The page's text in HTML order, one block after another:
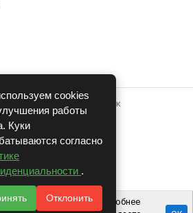
системе для авторазборок
CARRO.БИЗНЕС
Полная версия
2026 г.
v1.1.24
cookies
работы
Куки
согласно
.
Отклонить
чтобы вам было удобнее